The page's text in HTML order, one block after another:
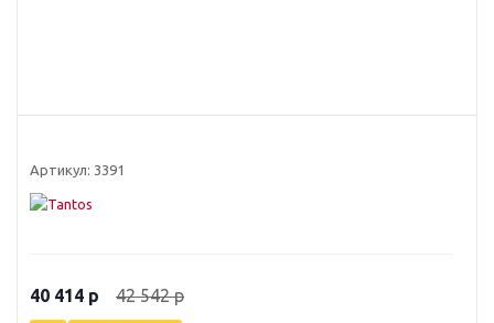
Артикул: 3391
40 414 р 42 542р